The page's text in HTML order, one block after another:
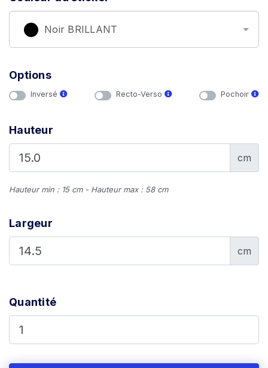
Noir BRILLANT
Options
Inversé Recto-Verso Pochoir
Hauteur
cm
Hauteur min : 15 cm - Hauteur max : 58 cm
Largeur
cm
Quantité